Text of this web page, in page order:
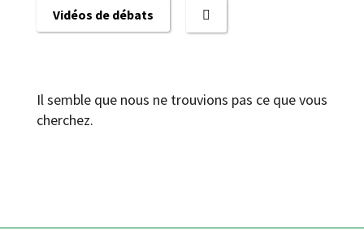
Vidéos de débats
Il semble que nous ne trouvions pas ce que vous
cherchez.